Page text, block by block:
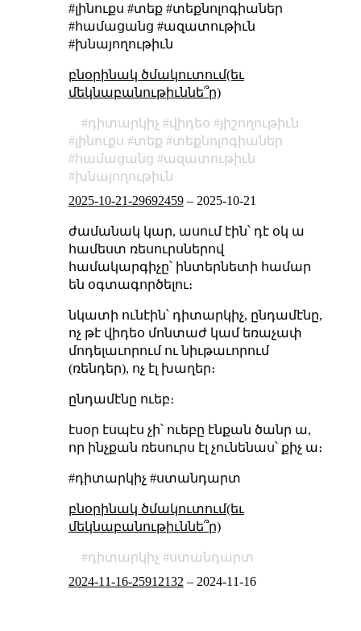
#լինուքս #տեք #տեքնոլոգիաներ
#համացանց #ազատութիւն
#խնայողութիւն
բնօրինակ ծմակուտում(եւ
մեկնաբանութիւննե՞ր)
դիտարկիչ վիդեօ
յիշողութիւն
լինուքս
տեք
տեքնոլոգիաներ
համացանց
ազատութիւն
խնայողութիւն
2025-10-21-29692459– 2025-10-21
ժամանակ կար, ասում էին՝ դէ օկ ա
համեստ ռեսուրսներով
համակարգիչը՝ ինտերնետի համար
են օգտագործելու։
նկատի ունէին՝ դիտարկիչ, ընդամէնը,
ոչ թէ վիդեօ մոնտաժ կամ եռաչափ
մոդելաւորում ու նիւթաւորում
(ռենդեր), ոչ էլ խաղեր։
ընդամէնը ուեբ։
էսօր էսպէս չի՝ ուեբը էնքան ծանր ա,
որ ինչքան ռեսուրս էլ չունենաս՝ քիչ ա։
#դիտարկիչ #ստանդարտ
բնօրինակ ծմակուտում(եւ
մեկնաբանութիւննե՞ր)
դիտարկիչ
ստանդարտ
2024-11-16-25912132 – 2024-11-16